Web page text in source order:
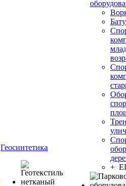
Геосинтетика
+